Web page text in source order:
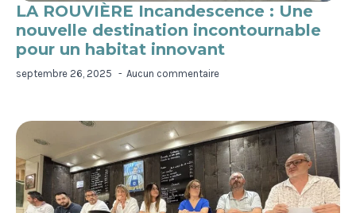
LA ROUVIÈRE Incandescence : Une
nouvelle destination incontournable
pour un habitat innovant
septembre 26, 2025 Aucun commentaire